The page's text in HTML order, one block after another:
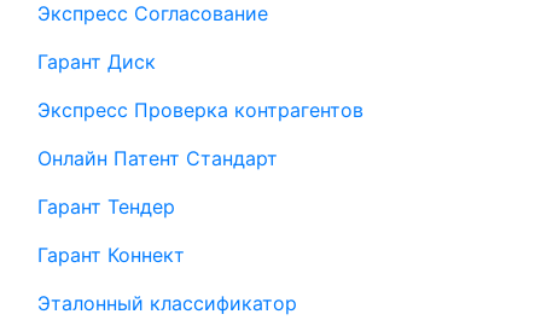
Экспресс Согласование
Гарант Диск
Экспресс Проверка контрагентов
Онлайн Патент Стандарт
Гарант Тендер
Гарант Коннект
Эталонный классификатор